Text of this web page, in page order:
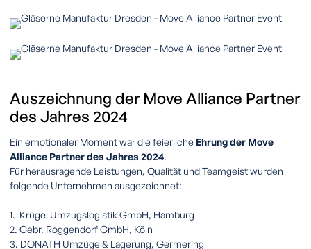
Auszeichnung derMove Alliance Partner
des Jahres 2024
Ein emotionaler Moment war die feierliche Ehrung der Move
Alliance Partner des Jahres 2024.
Für herausragende Leistungen, Qualität und Teamgeist wurden
folgende Unternehmen ausgezeichnet:
1. Krügel Umzugslogistik GmbH, Hamburg
2. Gebr. Roggendorf GmbH, Köln
3. DONATH Umzüge & Lagerung, Germering